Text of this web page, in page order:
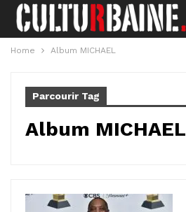
Home Album MICHAEL
Parcourir Tag
Album MICHAEL